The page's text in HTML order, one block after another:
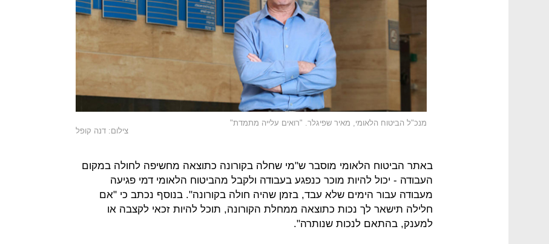
מנכ"ל הביטוח הלאומי, מאיר שפיגלר. "רואים עלייה מתמדת"
צילום: דנה קופל
באתר הביטוח הלאומי מוסבר ש"מי שחלה בקורונה כתוצאה מחשיפה לחולה במקום
העבודה - יכול להיות מוכר כנפגע בעבודה ולקבל מהביטוח הלאומי דמי פגיעה
מעבודה עבור הימים שלא עבד, בזמן שהיה חולה בקורונה". בנוסף נכתב כי "אם
חלילה תישאר לך נכות כתוצאה ממחלת הקורונה, תוכל להיות זכאי לקצבה או
למענק, בהתאם לנכות שנותרה".